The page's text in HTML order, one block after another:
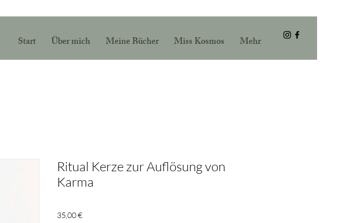
Anmelden
Start Über mich Meine Bücher Miss Kosmos Mehr
Ritual Kerze zur Auflösung von
Karma
35,00 €Preis